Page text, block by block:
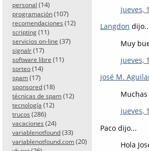
personal (14)
programación (107)
recomendaciones (12)
scripting (11)
servicios on-line (37)
signalr (17)
software libre (11)
sorteo (14)
spam (17)
sponsored (18)
técnicas de spam (12)
tecnología (12)
trucos (286)
vacaciones (24)
variablenotfound (33)
variablenotfound.com (20)
jueves,
Langdon
Muy
jueves,
josé M.
jueves,
Paco dijo...
Hola